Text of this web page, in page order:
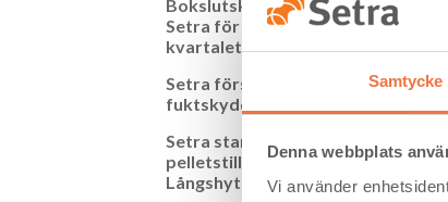
Samtycke
Denna webbplats
Vi använder
Bokslutskommentar från
Setra för det andra
kvartalet 2022
Setra först i Sverige med
fuktskydd för KL-trä
Setra startar
pelletstillverkning i
Långshyttan